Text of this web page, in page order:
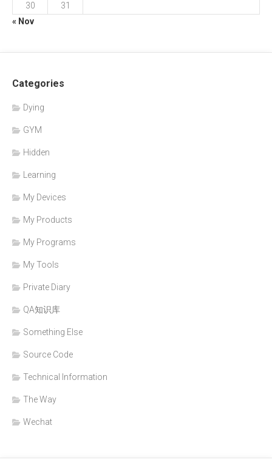
30
31
« Nov
Categories
Dying
GYM
Hidden
Learning
My Devices
My Products
My Programs
My Tools
Private Diary
QA知识库
Something Else
Source Code
Technical Information
The Way
Wechat